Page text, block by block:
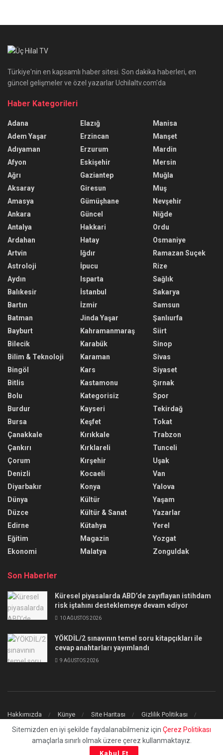
Türkiye'nin en kapsamlı haber sitesi. Son dakika haberleri, en
güncel gelişmeler ve özel yazarlar Uchilaltv.com'da
Haber Kategorileri
Adana
Adem Yaşar
Adıyaman
Afyon
Ağrı
Aksaray
Amasya
Ankara
Antalya
Ardahan
Artvin
Astroloji
Aydın
Balıkesir
Bartın
Batman
Bayburt
Bilecik
Bilim & Teknoloji
Bingöl
Bitlis
Bolu
Burdur
Bursa
Çanakkale
Çankırı
Çorum
Denizli
Diyarbakır
Dünya
Düzce
Edirne
Eğitim
Ekonomi
Elazığ
Erzincan
Erzurum
Eskişehir
Gaziantep
Giresun
Gümüşhane
Güncel
Hakkari
Hatay
Iğdır
İpucu
Isparta
İstanbul
İzmir
Jinda Yaşar
Kahramanmaraş
Karabük
Karaman
Kars
Kastamonu
Kategorisiz
Kayseri
Keşfet
Kırıkkale
Kırklareli
Kırşehir
Kocaeli
Konya
Kültür
Kültür & Sanat
Kütahya
Magazin
Malatya
Manisa
Manşet
Mardin
Mersin
Muğla
Muş
Nevşehir
Niğde
Ordu
Osmaniye
Ramazan Suçek
Rize
Sağlık
Sakarya
Samsun
Şanlıurfa
Siirt
Sinop
Sivas
Siyaset
Şırnak
Spor
Tekirdağ
Tokat
Trabzon
Tunceli
Uşak
Van
Yalova
Yaşam
Yazarlar
Yerel
Yozgat
Zonguldak
Son Haberler
Küresel piyasalarda ABD’de zayıflayan istihdam
risk iştahını desteklemeye devam ediyor
10 AĞUSTOS 2026
YÖKDİL/2 sınavının temel soru kitapçıkları ile
cevap anahtarları yayımlandı
9 AĞUSTOS 2026
Hakkımızda Künye Site Haritası
Gizlilik Politikası
uchilaltv.com- Tüm Hakları Saklıdır.
Sitemizden en iyi şekilde faydalanabilmeniz için Çerez Politikası
amaçlarla sınırlı olmak üzere çerez kullanmaktayız.
Kabul Et